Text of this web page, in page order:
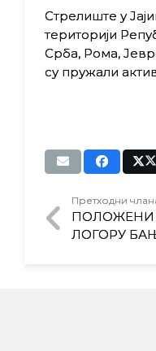
Стрелиште у
територији
Срба, Рома,
су пружали
Претходни
ПОЛОЖЕНИ
ЛОГОРУ